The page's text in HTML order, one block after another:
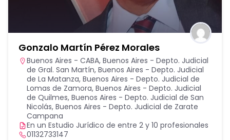
Gonzalo Martín Pérez Morales
Buenos Aires - CABA, Buenos Aires - Depto. Judicial
de Gral. San Martín, Buenos Aires - Depto. Judicial
de La Matanza, Buenos Aires - Depto. Judicial de
Lomas de Zamora, Buenos Aires - Depto. Judicial
de Quilmes, Buenos Aires - Depto. Judicial de San
Nicolás, Buenos Aires - Depto. Judicial de Zarate
Campana
En un Estudio Jurídico de entre 2 y 10 profesionales
01132733147